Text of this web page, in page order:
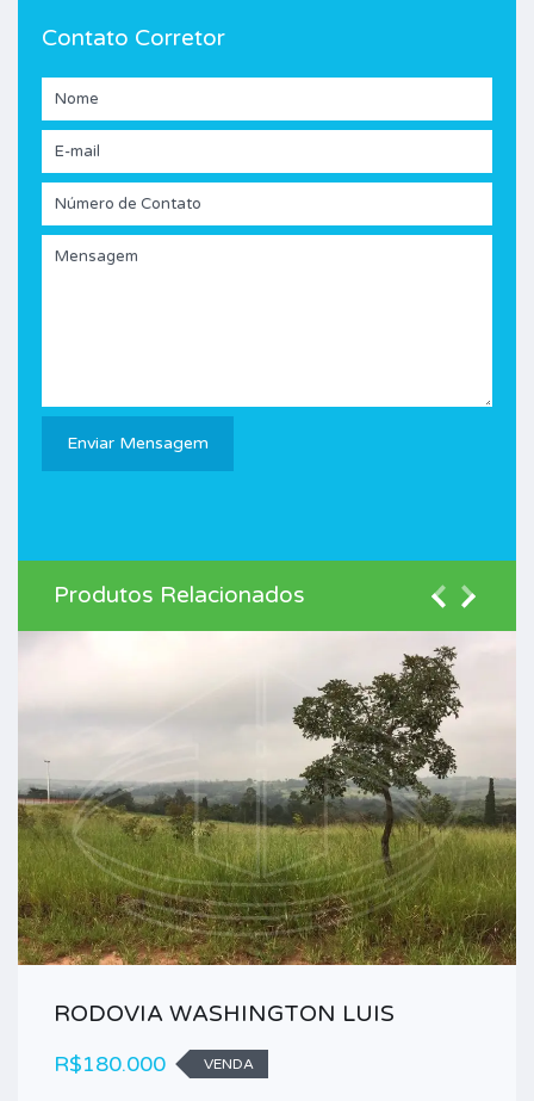
Contato Corretor
Produtos Relacionados
RODOVIA WASHINGTON LUIS
R$180.000
VENDA